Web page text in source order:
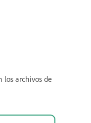
los archivos de